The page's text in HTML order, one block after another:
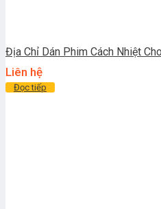
Địa Chỉ Dán Phim Cách Nhiệt
Liên hệ
Đọc tiếp